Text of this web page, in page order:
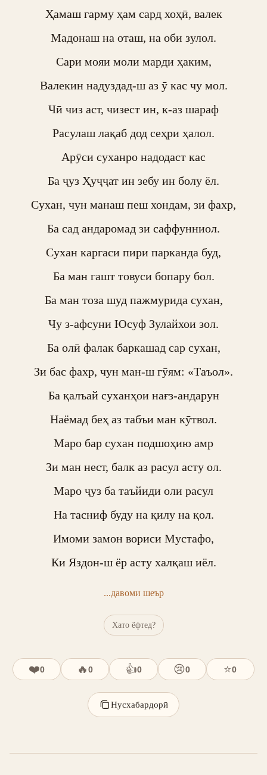
Ҳамаш гарму ҳам сард хоҳӣ, валек
Мадонаш на оташ, на оби зулол.
Сари мояи моли марди ҳаким,
Валекин надуздад-ш аз ӯ кас чу мол.
Чӣ чиз аст, чизест ин, к-аз шараф
Расулаш лақаб дод сеҳри ҳалол.
Арӯси суханро надодаст кас
Ба ҷуз Ҳуҷҷат ин зебу ин болу ёл.
Сухан, чун манаш пеш хондам, зи фахр,
Ба сад андаромад зи саффунниол.
Сухан каргаси пири парканда буд,
Ба ман гашт товуси бопару бол.
Ба ман тоза шуд пажмурида сухан,
Чу з-афсуни Юсуф Зулайхои зол.
Ба олӣ фалак баркашад сар сухан,
Зи бас фахр, чун ман-ш гӯям: «Таъол».
Ба қалъай суханҳои нағз-андарун
Наёмад беҳ аз табъи ман кӯтвол.
Маро бар сухан подшоҳию амр
Зи ман нест, балк аз расул асту ол.
Маро ҷуз ба таъйиди оли расул
На тасниф буду на қилу на қол.
Имоми замон вориси Мустафо,
Ки Яздон-ш ёр асту халқаш иёл.
...давоми шеър
Хато ёфтед?
❤️0 🔥0 👍0 😢0 ⭐0
Нусхабардорӣ